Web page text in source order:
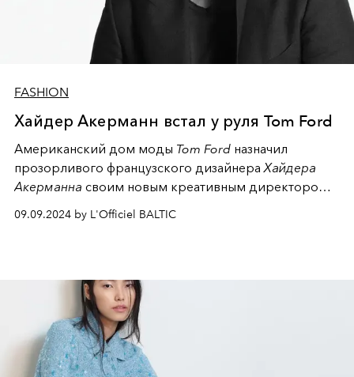
FASHION
Хайдер Акерманн встал у руля Tom Ford
Американский дом моды Tom Ford назначил
прозорливого французского дизайнераХайдера
Акерманна своим новым креативным директором,
что вызвало волнения в мире высокой моды. Это
объявление последовало после ухода
09.09.2024 by L'Officiel BALTIC